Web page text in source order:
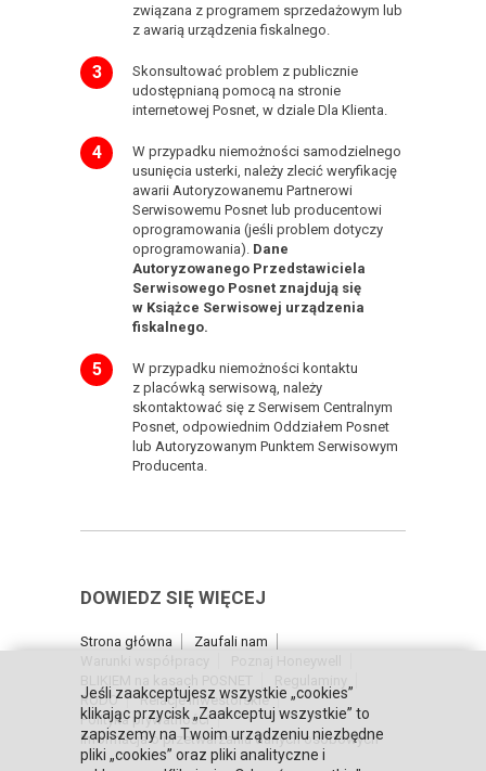
związana z programem sprzedażowym lub
z awarią urządzenia fiskalnego.
Skonsultować problem z publicznie
udostępnianą pomocą na stronie
internetowej Posnet, w dziale Dla Klienta.
W przypadku niemożności samodzielnego
usunięcia usterki, należy zlecić weryfikację
awarii Autoryzowanemu Partnerowi
Serwisowemu Posnet lub producentowi
oprogramowania (jeśli problem dotyczy
oprogramowania). Dane
Autoryzowanego Przedstawiciela
Serwisowego Posnet znajdują się
w Książce Serwisowej urządzenia
fiskalnego.
W przypadku niemożności kontaktu
z placówką serwisową, należy
skontaktować się z Serwisem Centralnym
Posnet, odpowiednim Oddziałem Posnet
lub Autoryzowanym Punktem Serwisowym
Producenta.
DOWIEDZ SIĘ WIĘCEJ
Strona główna
Zaufali nam
RODO
Relacje inwestorskie
Polityka prywatności
Informacja o przetwarzaniu danych osobowych
Jeśli zaakceptujesz wszystkie „cookies”
klikając przycisk „Zaakceptuj wszystkie” to
zapiszemy na Twoim urządzeniu niezbędne
pliki „cookies” oraz pliki analityczne i